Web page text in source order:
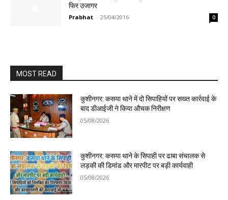
फिर उजागर
Prabhat - 25/04/2016 0
MOST READ
कुशीनगर: कसया थाने में दो सिपाहियों पर सख्त कार्रवाई के
बाद डीआईजी ने किया औचक निरीक्षण
05/08/2026
कुशीनगर: कसया थाने के सिपाही पर ढाबा संचालक से
लड़की की डिमांड और मारपीट पर बड़ी कार्यवाही
05/08/2026